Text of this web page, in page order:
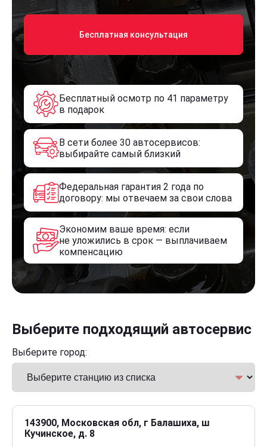
Бесплатная консультация
Бесплатный осмотр по 41 параметру
в подарок
В сети более 30 автосервисов:
выбирайте самый близкий
Федеральная гарантия 2 года по
договору: мы отвечаем за свои слова
Экономим ваше время: если
не уложились в срок — выплачиваем
компенсацию
Выберите подходящий автосервис
Выберите город:
143900, Московская обл, г Балашиха, ш
Кучинское, д. 8